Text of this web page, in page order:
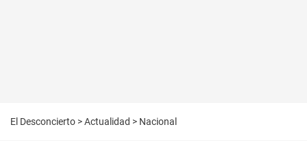
El Desconcierto >Actualidad > Nacional